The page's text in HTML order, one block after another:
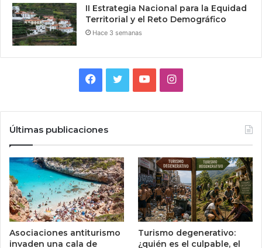
II Estrategia Nacional para la Equidad
Territorial y el Reto Demográfico
Hace 3 semanas
Facebook
TwitterYouTubeInstagram
Últimas publicaciones
Asociaciones antiturismo
invaden una cala de
Turismo degenerativo:
¿quién es el culpable, el